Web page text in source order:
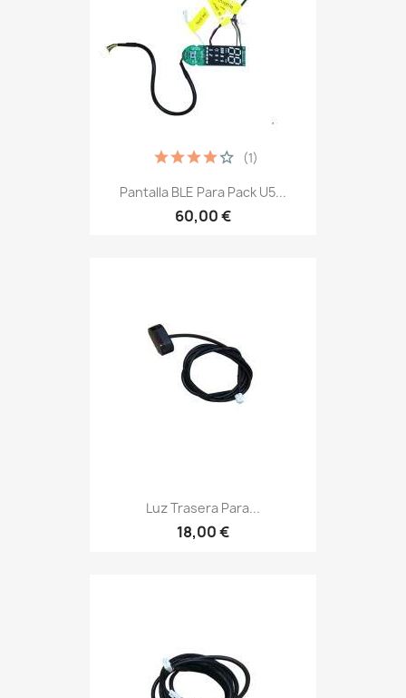
Pantalla BLE Para Pack U5...
60,00 €
(1)
Luz Trasera Para...
18,00 €